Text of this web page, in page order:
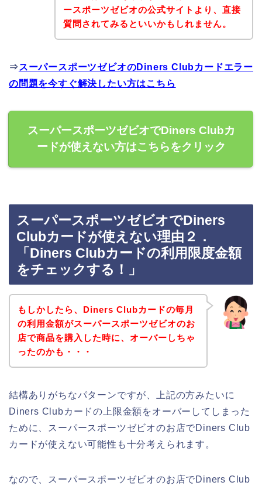
ースポーツゼビオの公式サイトより、直接
質問されてみるといいかもしれません。
⇒ スーパースポーツゼビオのDiners Clubカードエラー
の問題を今すぐ解決したい方はこちら
スーパースポーツゼビオでDiners Clubカ
ードが使えない方はこちらをクリック
スーパースポーツゼビオでDiners
Clubカードが使えない理由２．
「Diners Clubカードの利用限度金額
をチェックする！」
もしかしたら、Diners Clubカードの毎月
の利用金額がスーパースポーツゼビオのお
店で商品を購入した時に、オーバーしちゃ
ったのかも・・・
結構ありがちなパターンですが、上記の方みたいに
Diners Clubカードの上限金額をオーバーしてしまった
ために、スーパースポーツゼビオのお店でDiners Club
カードが使えない可能性も十分考えられます。
なので、スーパースポーツゼビオのお店でDiners Club